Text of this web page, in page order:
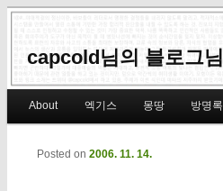
capcold님의 블로그님
Skip to primary content
Skip to secondary content
About 엑기스 몽땅 방명록
Posted on 2006. 11. 14.